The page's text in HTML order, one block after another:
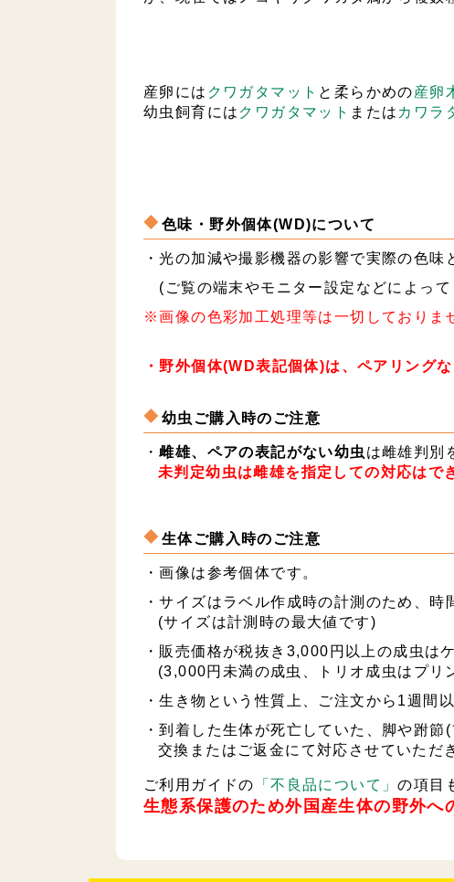
産卵には クワガタマット と柔らかめの産卵
幼虫飼育には クワガタマット または カワラ
色味・野外個体(WD)について
・光の加減や撮影機器の影響で実際の色味
(ご覧の端末やモニター設定などによっ
※画像の色彩加工処理等は一切しておりま
・野外個体(WD表記個体)は、ペアリング
幼虫ご購入時のご注意
・雌雄、ペアの表記がない幼虫 は雌雄判別
未判定幼虫は雌雄を指定しての対応はで
生体ご購入時のご注意
・画像は参考個体です。
・サイズはラベル作成時の計測のため、
(サイズは計測時の最大値です)
・販売価格が税抜き3,000円以上の成虫は
(3,000円未満の成虫、トリオ成虫はプリ
・生き物という性質上、ご注文から1週間
・到着した生体が死亡していた、脚や跗
交換またはご返金にて対応させていただ
ご利用ガイドの 「不良品について」の項目
生態系保護のため外国産生体の野外へ